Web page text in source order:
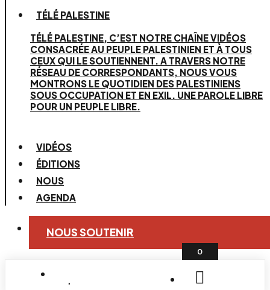
TÉLÉ PALESTINE
TÉLÉ PALESTINE, C’EST NOTRE CHAÎNE VIDÉOS
CONSACRÉE AU PEUPLE PALESTINIEN ET À TOUS
CEUX QUI LE SOUTIENNENT. A TRAVERS NOTRE
RÉSEAU DE CORRESPONDANTS, NOUS VOUS
MONTRONS LE QUOTIDIEN DES PALESTINIENS
SOUS OCCUPATION ET EN EXIL. UNE PAROLE LIBRE
POUR UN PEUPLE LIBRE.
VIDÉOS
ÉDITIONS
NOUS
AGENDA
NOUS SOUTENIR
0